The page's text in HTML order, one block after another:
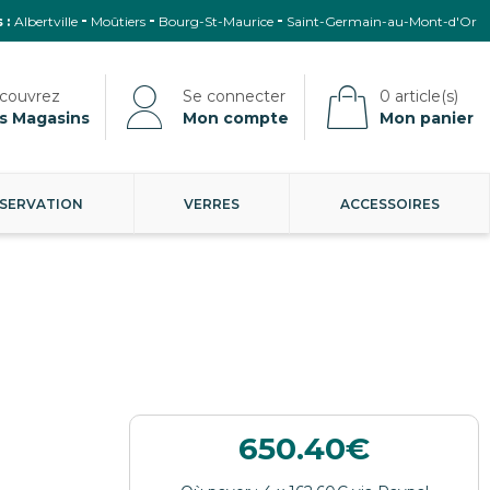
: Albertville Moûtiers Bourg-St-Maurice Saint-Germain-au-Mont-d'Or
Magasins Mon compte Mon panier
VERRES ACCESSOIRES
650.40